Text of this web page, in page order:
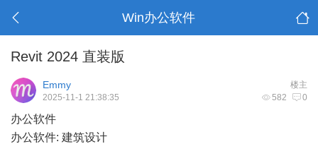
Win办公软件
Revit 2024 直装版
楼主
Emmy
582 0
2025-11-1 21:38:35
办公软件
办公软件: 建筑设计